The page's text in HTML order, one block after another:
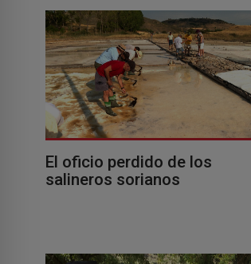
El oficio perdido de los
salineros sorianos